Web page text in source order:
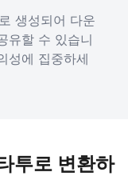
생성되어 다운
유할 수 있습니
성에 집중하세
투로 변환하